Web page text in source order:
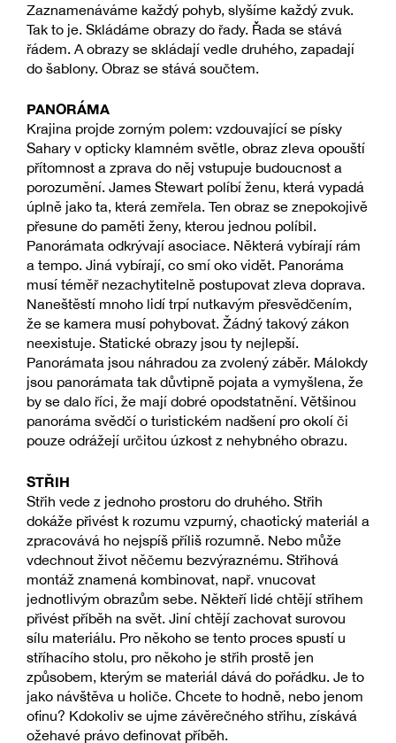
Zaznamenáváme každý pohyb, slyšíme každý zvuk.
Tak to je. Skládáme obrazy do řady. Řada se stává
řádem. A obrazy se skládají vedle druhého, zapadají
do šablony. Obraz se stává součtem.
PANORÁMA
Krajina projde zorným polem: vzdouvající se písky
Sahary v opticky klamném světle, obraz zleva opouští
přítomnost a zprava do něj vstupuje budoucnost a
porozumění. James Stewart políbí ženu, která vypadá
úplně jako ta, která zemřela. Ten obraz se znepokojivě
přesune do paměti ženy, kterou jednou políbil.
Panorámata odkrývají asociace. Některá vybírají rám
a tempo. Jiná vybírají, co smí oko vidět. Panoráma
musí téměř nezachytitelně postupovat zleva doprava.
Naneštěstí mnoho lidí trpí nutkavým přesvědčením,
že se kamera musí pohybovat. Žádný takový zákon
neexistuje. Statické obrazy jsou ty nejlepší.
Panorámata jsou náhradou za zvolený záběr. Málokdy
jsou panorámata tak důvtipně pojata a vymyšlena, že
by se dalo říci, že mají dobré opodstatnění. Většinou
panoráma svědčí o turistickém nadšení pro okolí či
pouze odrážejí určitou úzkost z nehybného obrazu.
STŘIH
Střih vede z jednoho prostoru do druhého. Střih
dokáže přivést k rozumu vzpurný, chaotický materiál a
zpracovává ho nejspíš příliš rozumně. Nebo může
vdechnout život něčemu bezvýraznému. Střihová
montáž znamená kombinovat, např. vnucovat
jednotlivým obrazům sebe. Někteří lidé chtějí střihem
přivést příběh na svět. Jiní chtějí zachovat surovou
sílu materiálu. Pro někoho se tento proces spustí u
stříhacího stolu, pro někoho je střih prostě jen
způsobem, kterým se materiál dává do pořádku. Je to
jako návštěva u holiče. Chcete to hodně, nebo jenom
ofinu? Kdokoliv se ujme závěrečného střihu, získává
ožehavé právo definovat příběh.